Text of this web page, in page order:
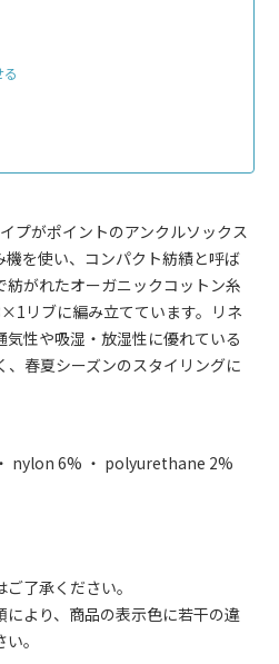
プがポイントのアンクルソックス
を使い、コンパクト紡績と呼ば
がれたオーガニックコットン糸
リブに編み立てています。リネ
性や吸湿・放湿性に優れている
、春夏シーズンのスタイリングに
nylon 6% ・ polyurethane 2%
了承ください。
より、商品の表示色に若干の違
。